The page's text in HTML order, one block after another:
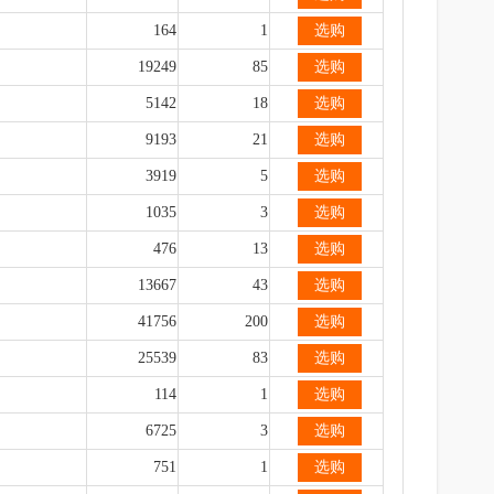
164 1 选购
19249 85 选购
5142 18 选购
9193 21 选购
3919 5 选购
1035 3 选购
476 13 选购
13667 43 选购
41756 200 选购
25539 83 选购
114 1 选购
6725 3 选购
751 1 选购